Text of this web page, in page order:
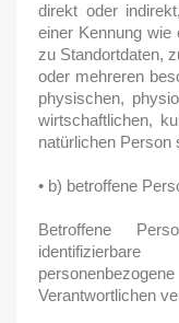
direkt oder
einer Kennung wie
zu Standortdaten,
oder mehreren
physischen,
wirtschaftlichen,
natürlichen Person
• b) betroffene
Betroffene
Verantwortlichen